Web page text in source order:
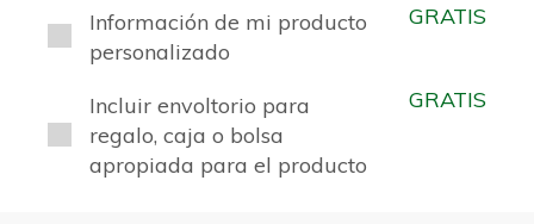
Información de mi producto
personalizado
GRATIS
Incluir envoltorio para
regalo, caja o bolsa
apropiada para el producto
GRATIS